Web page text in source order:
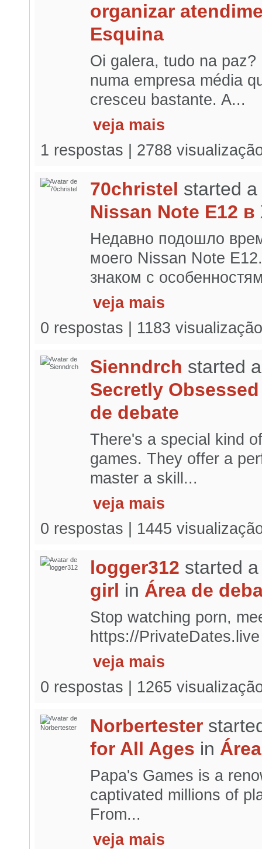
organizar
Esquina
Oi galera, tudo na
numa empresa média
cresceu bastante. A...
veja mais
1 respostas | 2788
70christel started
Nissan Note E12
Недавно подошло
моего Nissan Note
знаком с
veja mais
0 respostas | 1183
Sienndrch started
Secretly
de debate
There's a special kind
games. They offer a
master a skill...
veja mais
0 respostas | 1445
logger312 started
girl in Área de
Stop watching porn,
https://
veja mais
0 respostas | 1265
Norbertester
for All Ages in
Papa's Games is a
captivated millions of
From...
veja mais